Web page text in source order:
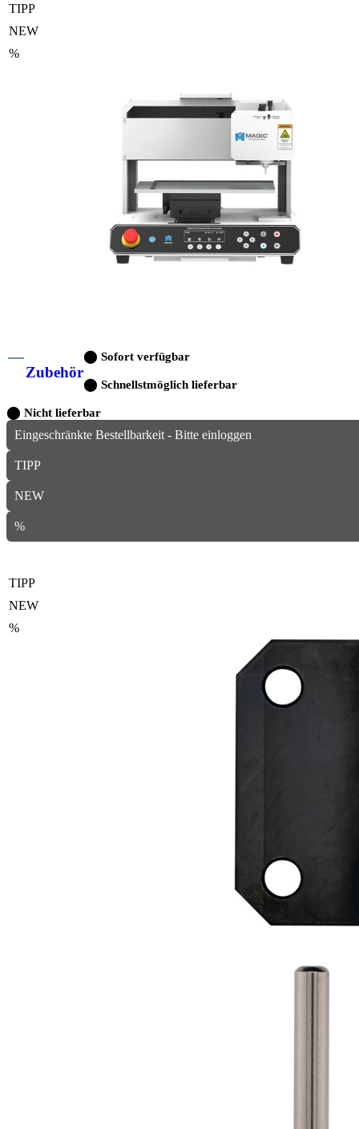
TIPP
NEW
%
Zubehör
⬤ Sofort verfügbar
⬤ Schnellstmöglich lieferbar
⬤ Nicht lieferbar
Eingeschränkte Bestellbarkeit - Bitte einloggen
TIPP
NEW
%
TIPP
NEW
%